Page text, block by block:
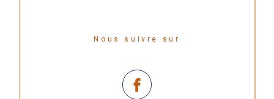
Nous suivre sur